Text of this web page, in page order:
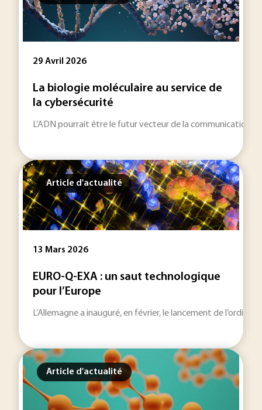
29 Avril 2026
La biologie moléculaire au service de
la cybersécurité
L’ADN pourrait être le futur vecteur de la communication
Article d'actualité
13 Mars 2026
EURO-Q-EXA : un saut technologique
pour l’Europe
L’Allemagne a inauguré, en février, le lancement de
Article d'actualité